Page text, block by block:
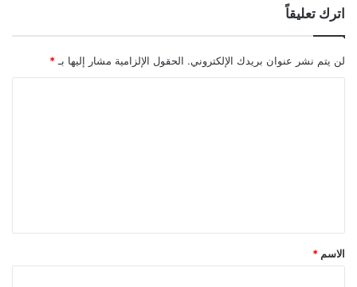
اترك تعليقاً
لن يتم نشر عنوان بريدك الإلكتروني. الحقول الإلزامية مشار إليها بـ *
ق
*
الاسم *